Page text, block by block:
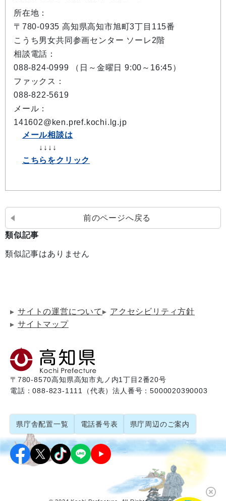
所在地：
〒780-0935 高知県高知市旭町3丁目115番
こうち男女共同参画センター ソーレ2階
相談電話：
088-824-0999 （日～金曜日 9:00～16:45）
ファックス：
088-822-5619
メール：
141602@ken.pref.kochi.lg.jp
メール相談は
↓↓↓↓
こちらをクリック
前のページへ戻る
類似記事
類似記事はありません
サイトの運営について
アクセシビリティ方針
サイトマップ
〒780-8570高知県高知市丸ノ内1丁目2番20号
電話：088-823-1111（代表）法人番号：5000020390003
県庁舎配置一覧 電話番号表 県庁周辺のご案内